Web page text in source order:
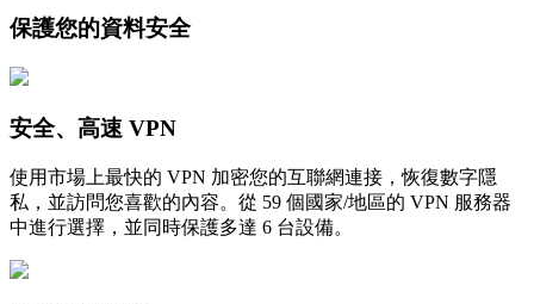
保護您的資料安全
安全、高速 VPN
使用市場上最快的 VPN 加密您的互聯網連接，恢復數字隱
私，並訪問您喜歡的內容。從 59 個國家/地區的 VPN 服務器
中進行選擇，並同時保護多達 6 台設備。